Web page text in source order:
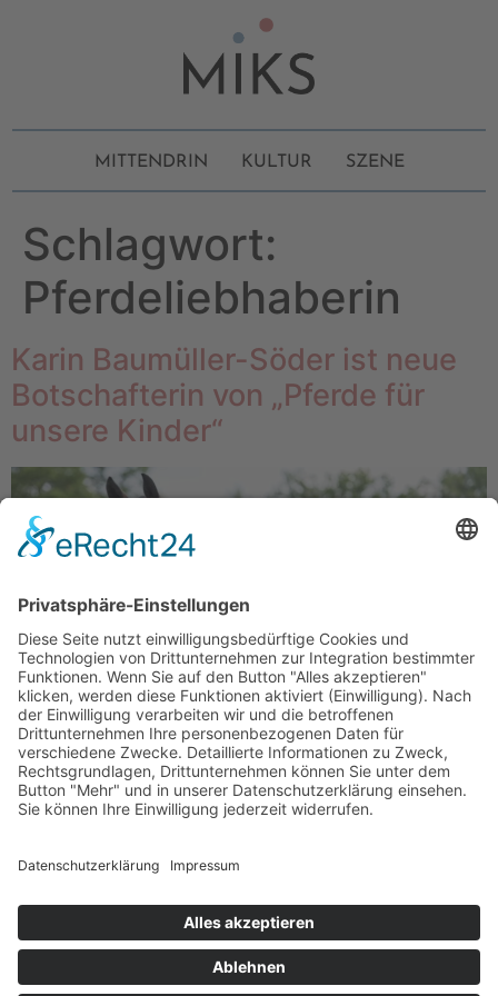
MITTENDRIN KULTUR SZENE
Schlagwort:
Pferdeliebhaberin
Karin Baumüller-Söder ist neue
Botschafterin von „Pferde für
unsere Kinder“
Als jahrzehntelang turniererfahrene Springreiterin kennt
Pferden und Reitsport: „Pferde sind wunderbare und
Pferdeliebhaberin weiß ich aus eigener Erfahrung, wie
bereichernd der Umgang mit Pferden sein kann.“